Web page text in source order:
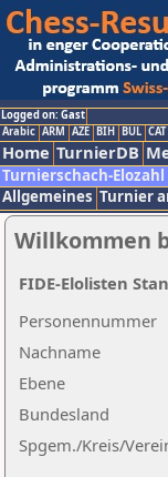
Logged on: Gast
Arabic ARM AZE BIH BUL CAT
Home TurnierDB
Turnierschach-Elozahl
Allgemeines Turnier
Willkommen
Nachname
Ebene
Personennummer
Bundesland
Spgem./Kreis/
FIDE-Elolisten